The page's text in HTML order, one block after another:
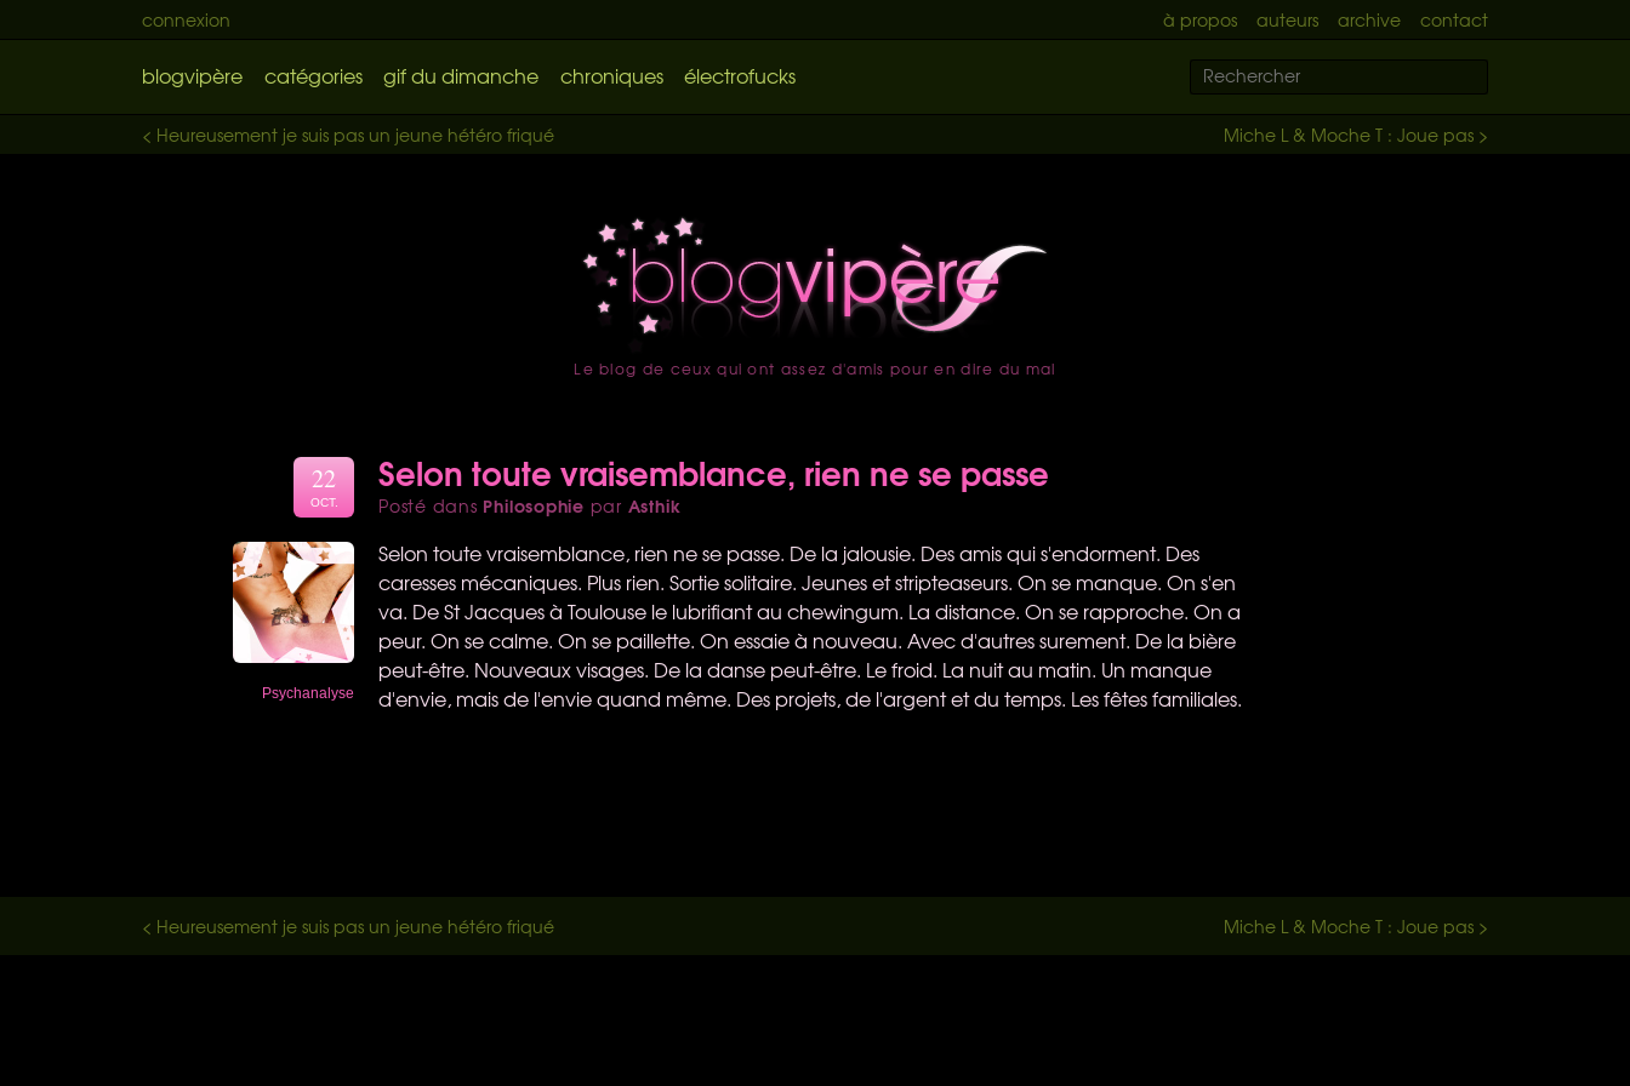
connexion à propos auteurs archive contact
blogvipère catégories gif du dimanche chroniques électrofucks
Miche L & Moche T : Joue pas >
< Heureusement je suis pas un jeune hétéro friqué
accueil
Le blog de ceux qui ont assez d'amis pour en dire du mal
Selon toute vraisemblance, rien ne se passe
Posté dans Philosophie par Asthik
22
OCT.
Psychanalyse
Selon toute vraisemblance, rien ne se passe. De la jalousie. Des amis qui s'endorment. Des
caresses mécaniques. Plus rien. Sortie solitaire. Jeunes et stripteaseurs. On se manque. On s'en
va. De St Jacques à Toulouse le lubrifiant au chewingum. La distance. On se rapproche. On a
peur. On se calme. On se paillette. On essaie à nouveau. Avec d'autres surement. De la bière
peut-être. Nouveaux visages. De la danse peut-être. Le froid. La nuit au matin. Un manque
d'envie, mais de l'envie quand même. Des projets, de l'argent et du temps. Les fêtes familiales.
Miche L & Moche T : Joue pas >
< Heureusement je suis pas un jeune hétéro friqué